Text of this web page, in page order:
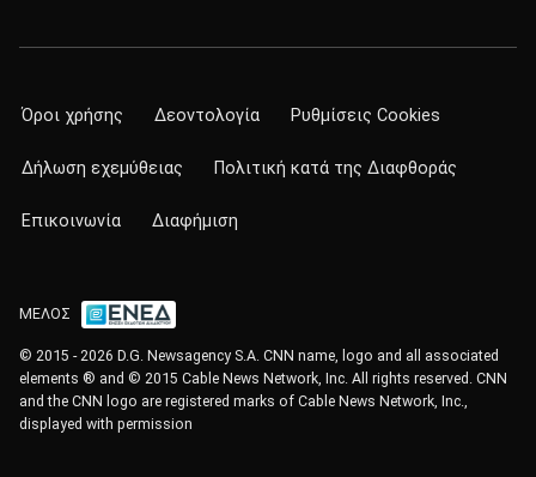
Όροι χρήσης Δεοντολογία Ρυθμίσεις Cookies
Δήλωση εχεμύθειας Πολιτική κατά της Διαφθοράς
Επικοινωνία Διαφήμιση
ΜΕΛΟΣ
© 2015 - 2026 D.G. Newsagency S.A. CNN name, logo and all associated
elements ® and © 2015 Cable News Network, Inc. All rights reserved. CNN
and the CNN logo are registered marks of Cable News Network, Inc.,
displayed with permission